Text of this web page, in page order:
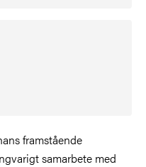
framstående
samarbete med